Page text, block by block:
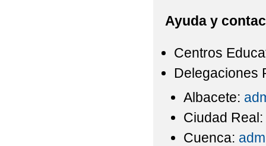
Ayuda y
Centros
Delegaciones
Albacete:
Ciudad Real:
Cuenca: